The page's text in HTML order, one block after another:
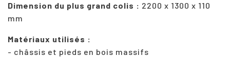
Dimension du plus grand colis : 2200 x 1300 x 110
mm
Matériaux utilisés :
- châssis et pieds en bois massifs